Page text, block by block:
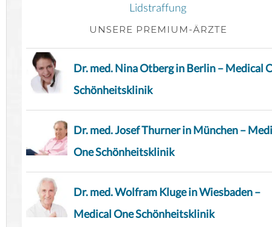
Lidstraffung
UNSERE PREMIUM-ÄRZTE
Dr. med. Nina Otberg in Berlin – Medical
Schönheitsklinik
Dr. med. Josef Thurner in München –
One Schönheitsklinik
Dr. med. Wolfram Kluge in Wiesbaden –
Medical One Schönheitsklinik